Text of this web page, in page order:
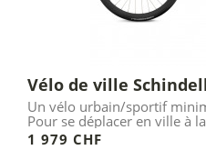
Vélo de ville
Un vélo urbain/sportif
Pour se déplacer en ville à
1 979 CHF